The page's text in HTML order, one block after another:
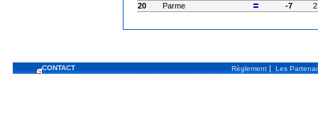
20
Parme -7 2
CONTACT Règlement | Les